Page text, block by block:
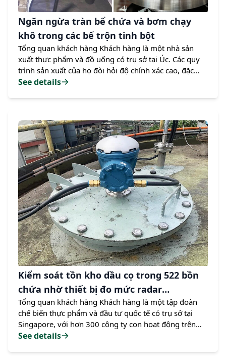
Ngăn ngừa tràn bể chứa và bơm chạy
khô trong các bể trộn tinh bột
Tổng quan khách hàng Khách hàng là một nhà sản
xuất thực phẩm và đồ uống có trụ sở tại Úc. Các quy
trình sản xuất của họ đòi hỏi độ chính xác cao, đặc
biệt là trong việc kiểm soát các bể trộn. Thách thức
vấn đề chính bao gồm: Đo lường không chính xác: Các
thiết bị radar xung đã thử nghiệm trước đó không thể
cung…
See details
Kiểm soát tồn kho dầu cọ trong 522 bồn
chứa nhờ thiết bị đo mức radar
Rosemount 5408
Tổng quan khách hàng Khách hàng là một tập đoàn
chế biến thực phẩm và đầu tư quốc tế có trụ sở tại
Singapore, với hơn 300 công ty con hoạt động trên
toàn cầu. Tập đoàn này chuyên về các lĩnh vực như
See details